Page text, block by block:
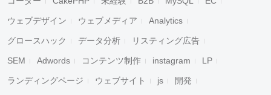
ウェブデザイン ウェブメディア Analytics
グロースハック データ分析 リスティング広告
SEM Adwords コンテンツ制作 instagram LP
ランディングページ ウェブサイト js 開発